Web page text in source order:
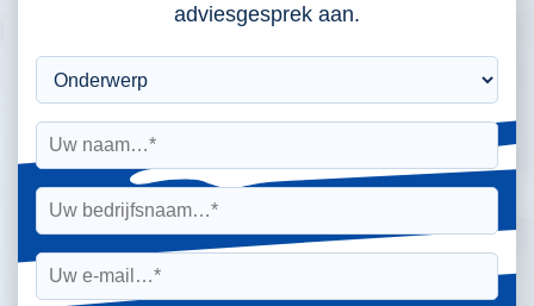
adviesgesprek aan.